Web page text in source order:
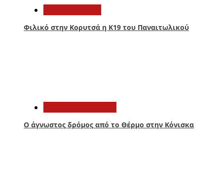
Φιλικό στην Κορυτσά η Κ19 του Παναιτωλικού
Ο άγνωστος δρόμος από το Θέρμο στην Κόνισκα